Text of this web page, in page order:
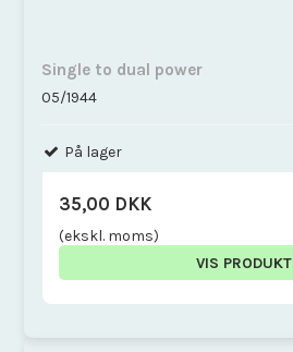
Single to dual power
05/1944
På lager
35,00 DKK
(ekskl. moms)
VIS PRODUKT